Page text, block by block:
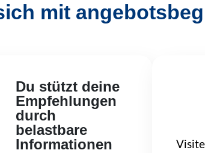
mit
Du stützt deine
Empfehlungen
durch
belastbare
Informationen